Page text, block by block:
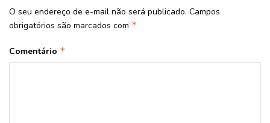
O seu endereço de e-mail não será publicado. Campos
obrigatórios são marcados com *
Comentário *